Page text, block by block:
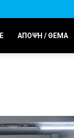
ΑΠΟΨΗ / ΘΕΜΑ